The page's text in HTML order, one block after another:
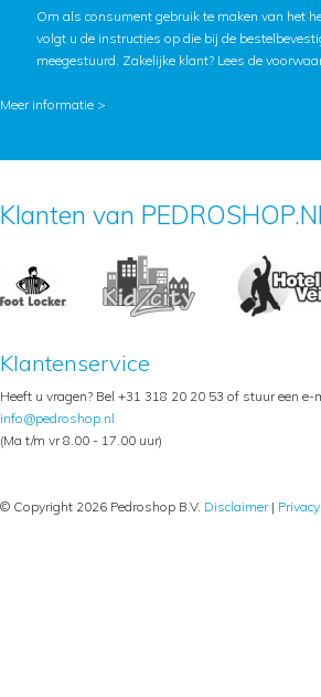
Om als consument gebruik te maken van het
volgt u de instructies op die bij de
meegestuurd. Zakelijke klant? Lees de
Meer informatie >
Klanten van
Klantenservice
Heeft u vragen? Bel +31 318 20 20 53 of stuur een e-
info@pedroshop.nl
(Ma t/m vr 8.00 - 17.00 uur)
© Copyright 2026 Pedroshop B.V. Disclaimer| Privacy